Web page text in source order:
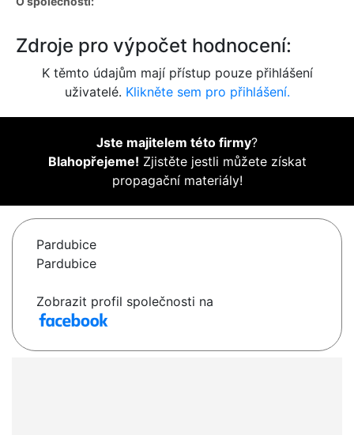
Zdroje pro výpočet hodnocení:
K těmto údajům mají přístup pouze přihlášení
uživatelé. Klikněte sem pro přihlášení.
Jste majitelem této firmy?
Blahopřejeme! Zjistěte jestli můžete získat
propagační materiály!
Pardubice
Pardubice
Zobrazit profil společnosti na